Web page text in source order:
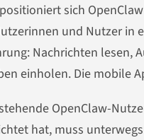
sich
und Nutzer in
Nachrichten lesen,
einholen. Die mobile
OpenClaw-
hat, muss